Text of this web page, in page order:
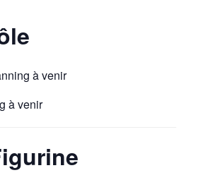
à venir
à venir